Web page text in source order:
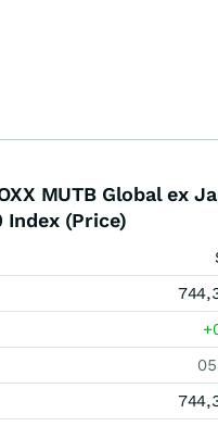
MUTB Global ex
Index (Price)